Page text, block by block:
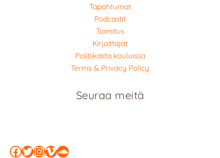
Tapahtumat
Podcastit
Toimitus
Kirjoittajat
Politiikasta kouluissa
Terms & Privacy Policy
Seuraa meitä
Facebook
Twitter
Instagram
Vimeo
SoundCloud